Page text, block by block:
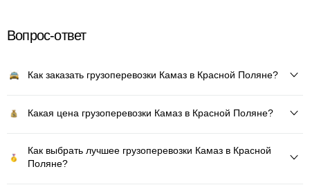
Вопрос-ответ
Как заказать грузоперевозки Камаз в Красной Поляне?
Какая цена грузоперевозки Камаз в Красной Поляне?
Как выбрать лучшее грузоперевозки Камаз в Красной
Поляне?